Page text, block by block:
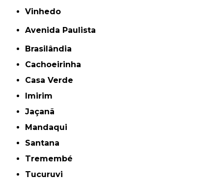
Vinhedo
Avenida Paulista
Brasilândia
Cachoeirinha
Casa Verde
Imirim
Jaçanã
Mandaqui
Santana
Tremembé
Tucuruvi